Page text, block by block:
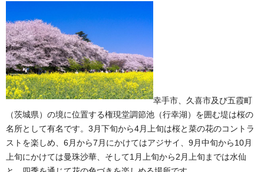
幸手市、久喜市及び五霞町
（茨城県）の境に位置する権現堂調節池（行幸湖）を囲む堤は桜の
名所として有名です。3月下旬から4月上旬は桜と菜の花のコントラ
ストを楽しめ、6月から7月にかけてはアジサイ、9月中旬から10月
上旬にかけては曼珠沙華、そして1月上旬から2月上旬までは水仙